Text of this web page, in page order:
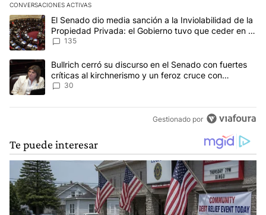
CONVERSACIONES ACTIVAS
Este listado muestra los artículos con más comentarios en los
Un artículo de tendencia con el título "El Senado dio media
El Senado dio media sanción a la Inviolabilidad de la
Propiedad Privada: el Gobierno tuvo que ceder en la
Ley del Manejo del Fuego
135
Un artículo de tendencia con el título "Bullrich cerró su discurso
Bullrich cerró su discurso en el Senado con fuertes
críticas al kirchnerismo y un feroz cruce con
Capitanich al que le gritó “¡cállate!”
30
Gestionado por